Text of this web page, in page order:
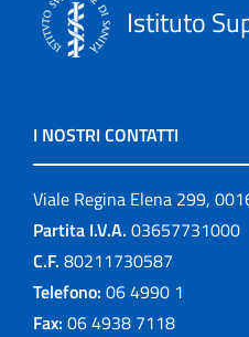
Istituto
I NOSTRI CONTATTI
Viale Regina Elena 299,
Partita I.V.A. 03657731000
C.F. 80211730587
Telefono: 06 4990 1
Fax: 06 4938 7118